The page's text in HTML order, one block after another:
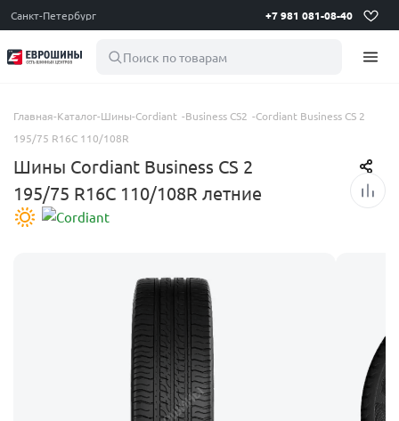
Санкт-Петербург +7 981 081-08-40
Поиск по товарам
Главная-Каталог-Шины-Cordiant -Business CS2 -Cordiant Business CS 2
195/75 R16C 110/108R
Шины Cordiant Business CS 2
195/75 R16C 110/108R летние